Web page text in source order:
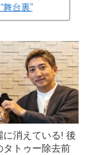
台裏”
に消えている! 後
タトゥー除去前